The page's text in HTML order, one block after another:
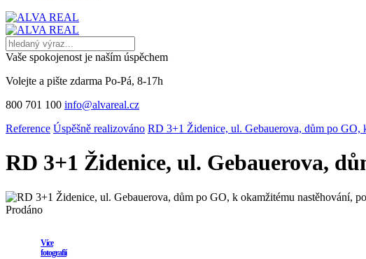
Vaše spokojenost je naším úspěchem
Volejte a pište zdarma Po-Pá, 8-17h
800 701 100 info@alvareal.cz
Reference Úspěšně realizováno RD 3+1 Židenice, ul. Gebauerova, dům po GO,
RD 3+1 Židenice, ul. Gebauerova,
Prodáno
Více
fotografií